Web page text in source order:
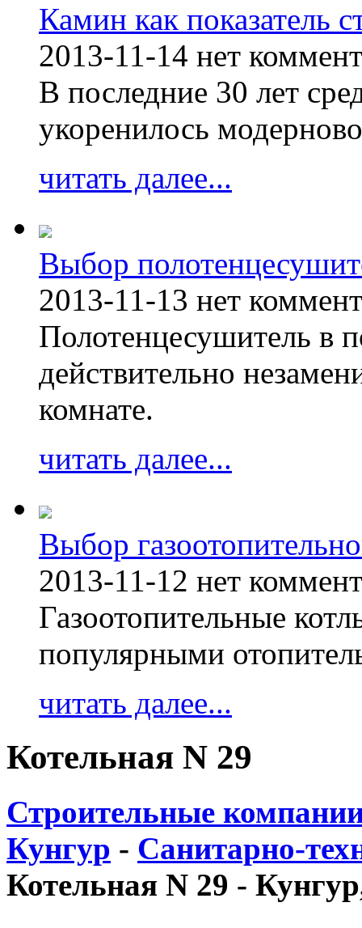
Камин как показатель
2013-11-14 нет
В последние 30 лет
укоренилось
читать далее...
Выбор
2013-11-13 нет
Полотенцесушитель в
действительно
комнате.
читать далее...
Выбор
2013-11-12 нет
Газоотопительные
популярными
читать далее...
Котельная N 29
Строительные
Кунгур - Санитарно-
Котельная N 29 -